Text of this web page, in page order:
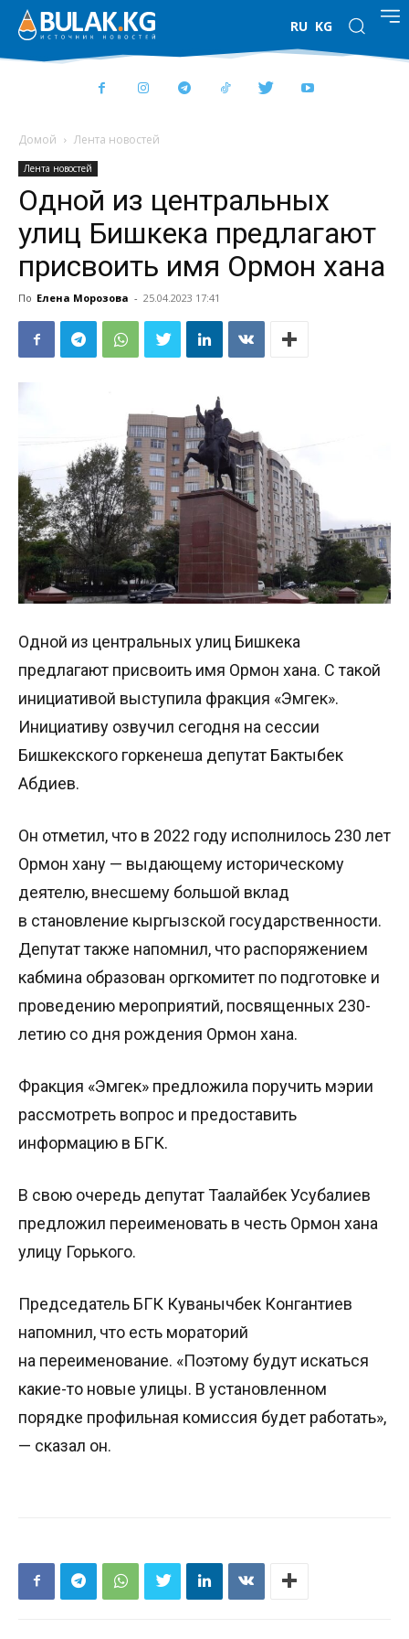
RU KG
Домой Лента новостей
Лента новостей
Одной из центральных
улиц Бишкека предлагают
присвоить имя Ормон хана
По Елена Морозова - 25.04.2023 17:41
Одной из центральных улиц Бишкека
предлагают присвоить имя Ормон хана. С такой
инициативой выступила фракция «Эмгек».
Инициативу озвучил сегодня на сессии
Бишкекского горкенеша депутат Бактыбек
Абдиев.
Он отметил, что в 2022 году исполнилось 230 лет
Ормон хану — выдающему историческому
деятелю, внесшему большой вклад
в становление кыргызской государственности.
Депутат также напомнил, что распоряжением
кабмина образован оргкомитет по подготовке и
проведению мероприятий, посвященных 230-
летию со дня рождения Ормон хана.
Фракция «Эмгек» предложила поручить мэрии
рассмотреть вопрос и предоставить
информацию в БГК.
В свою очередь депутат Таалайбек Усубалиев
предложил переименовать в честь Ормон хана
улицу Горького.
Председатель БГК Куванычбек Конгантиев
напомнил, что есть мораторий
на переименование. «Поэтому будут искаться
какие-то новые улицы. В установленном
порядке профильная комиссия будет работать»,
— сказал он.